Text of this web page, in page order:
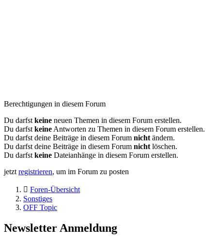
Berechtigungen in diesem Forum
Du darfst keine neuen Themen in diesem Forum erstellen.
Du darfst keine Antworten zu Themen in diesem Forum erstellen.
Du darfst deine Beiträge in diesem Forum nicht ändern.
Du darfst deine Beiträge in diesem Forum nicht löschen.
Du darfst keine Dateianhänge in diesem Forum erstellen.
jetzt registrieren, um im Forum zu posten
Foren-Übersicht
Sonstiges
OFF Topic
Newsletter Anmeldung